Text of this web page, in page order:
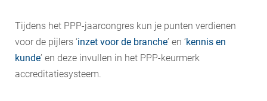
Tijdens het PPP-jaarcongres kun je punten verdienen
voor de pijlers ‘inzet voor de branche’ en ‘kennis en
kunde’ en deze invullen in het PPP-keurmerk
accreditatiesysteem.